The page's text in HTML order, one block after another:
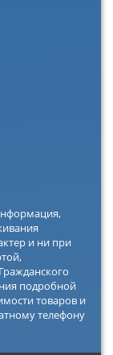
и ни при
подробной
товаров и
телефону